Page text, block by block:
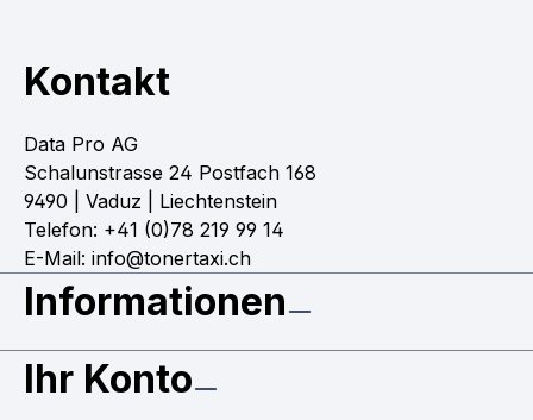
Kontakt
Data Pro AG
Schalunstrasse 24 Postfach 168
9490 | Vaduz | Liechtenstein
Telefon: +41 (0)78 219 99 14
E-Mail: info@tonertaxi.ch
Informationen
Ihr Konto